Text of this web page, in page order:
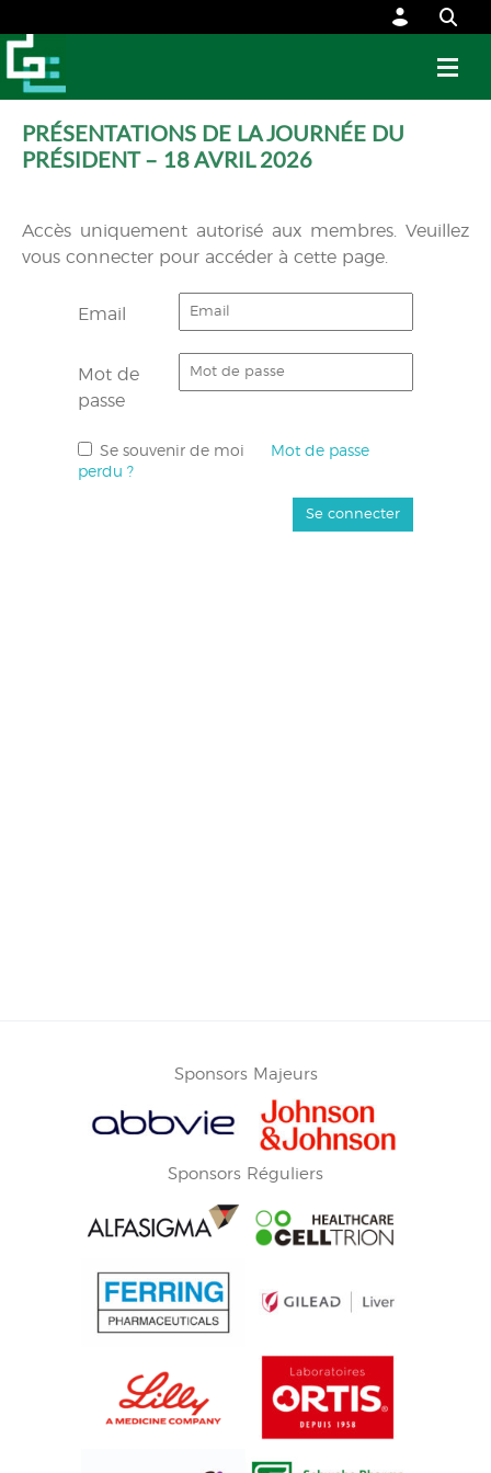
PRÉSENTATIONS DE LA JOURNÉE DU
PRÉSIDENT – 18 AVRIL 2026
Accès uniquement autorisé aux membres. Veuillez
vous connecter pour accéder à cette page.
Email
Mot de
passe
Se souvenir de moi
Mot de passe
perdu ?
Sponsors Majeurs
Sponsors Réguliers